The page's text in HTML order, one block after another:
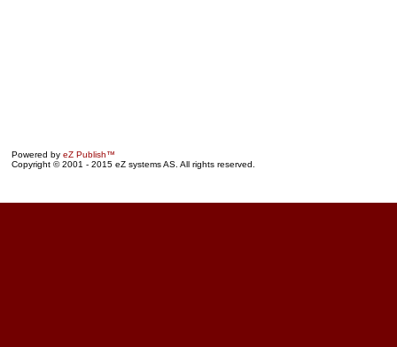
Powered by eZ Publish™
Copyright © 2001 - 2015 eZ systems AS. All rights reserved.